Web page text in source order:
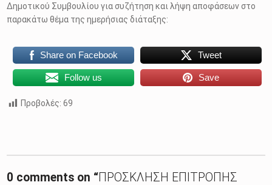
Δημοτικού Συμβουλίου για συζήτηση και λήψη αποφάσεων στο
παρακάτω θέμα της ημερήσιας διάταξης:
Share on Facebook Tweet
Follow us Save
Προβολές: 69
0 comments on “ΠΡΟΣΚΛΗΣΗ ΕΠΙΤΡΟΠΗΣ